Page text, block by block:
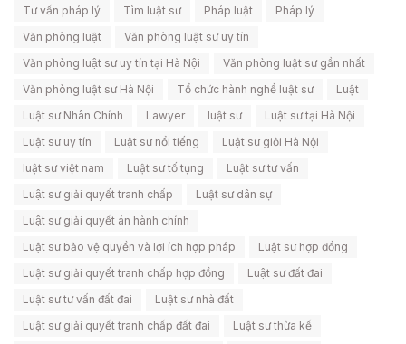
Tư vấn pháp lý Tìm luật sư Pháp luật
Pháp lý
Văn phòng luật
Văn phòng luật sư uy tín
Văn phòng luật sư uy tín tại Hà Nội
Văn phòng luật sư gần nhất
Văn phòng luật sư Hà Nội
Tổ chức hành nghề luật sư
Luật
Luật sư Nhân Chính
Lawyer luật sư
Luật sư tại Hà Nội
Luật sư uy tín
Luật sư nổi tiếng
Luật sư giỏi Hà Nội
luật sư việt nam
Luật sư tố tụng
Luật sư tư vấn
Luật sư giải quyết tranh chấp
Luật sư dân sự
Luật sư giải quyết án hành chính
Luật sư bảo vệ quyền và lợi ích hợp pháp
Luật sư hợp đồng
Luật sư giải quyết tranh chấp hợp đồng
Luật sư đất đai
Luật sư tư vấn đất đai
Luật sư nhà đất
Luật sư giải quyết tranh chấp đất đai
Luật sư thừa kế